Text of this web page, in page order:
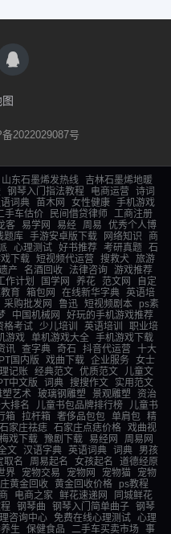
2022029087号
山东石墨烯发热线
吉林石墨烯地暖
钢琴入门指法教程 电商运营
诗词
词典 苗木网 女性健康 手机游戏
手车估价 民间借贷律师
工商注册
客 易学网 易经 周易
优秀个人博
题库 手游安卓版下载 网络知识
商
心理测试 好书推荐 考研真题 石
下载 短视频代运营 搜救犬 旅游
产 名酒回收 法律咨询 游戏推荐
作计划 国学网 养花 范文网
自定
育 箱包网 在线新华字典 英语培
采购批发网 鲁迅 短视频剧本
ps素
中国机械网
好玩的手机游戏推荐
格考试 少儿培训 英语培训
职业培
游戏 单机游戏大全
手机游戏下载
讯 查字典 奇石 抖音代运营 十大
国内版 戏曲下载 企业服务
女士
记账 经典范文 优质范文
儿童文
中文版 词典 搜搜作文
实用范文
塑艺术 玻璃钢雕塑 景观雕塑
资治
排名 儿童书包品牌排行榜
儿童书
箱 拉杆箱 奢侈品包包 单肩包 精
石家庄祛痣 石家庄点痣价格 戏曲视
戏下载 豫剧下载 易经网
周易网
文 汉语字典 英语词典 词典
男孩
取名 周易起名 女孩起名
道德经原
界 宠物交易 宠物网 宠物猫
宠物
黄金回收 黄金回收价格
ps教程
电商之家 鲜花速递网
同城鲜花
钢琴曲 钢琴入门简单曲子 钢琴
咨询中心 免费在线心理测试 心理
生 保健食品 二手车买卖市场 事